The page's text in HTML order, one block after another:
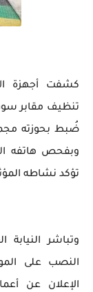
كشفت أجهزة
تنظيف مقابر
ضُبط بحوزته
وبفحص هاتفه
تؤكد نشاطه
وتباشر
النصب على
الإعلان عن